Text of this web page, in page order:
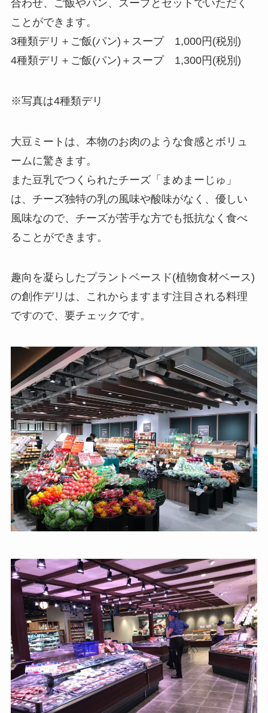
合わせ、ご飯やパン、スープとセットでいただく
ことができます。
3種類デリ＋ご飯(パン)＋スープ 1,000円(税別)
4種類デリ＋ご飯(パン)＋スープ 1,300円(税別)
※写真は4種類デリ
大豆ミートは、本物のお肉のような食感とボリュ
ームに驚きます。
また豆乳でつくられたチーズ「まめまーじゅ」
は、チーズ独特の乳の風味や酸味がなく、優しい
風味なので、チーズが苦手な方でも抵抗なく食べ
ることができます。
趣向を凝らしたプラントベースド(植物食材ベース)
の創作デリは、これからますます注目される料理
ですので、要チェックです。